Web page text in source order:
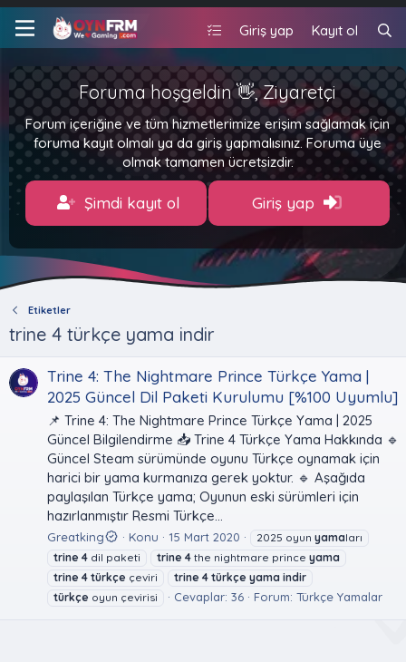
Giriş yap Kayıt ol
Foruma hoşgeldin 👋, Ziyaretçi
Forum içeriğine ve tüm hizmetlerimize erişim sağlamak için
foruma kayıt olmalı ya da giriş yapmalısınız. Foruma üye
olmak tamamen ücretsizdir.
Şimdi kayıt ol Giriş yap
Etiketler
trine 4 türkçe yama indir
Trine 4: The Nightmare Prince Türkçe Yama |
2025 Güncel Dil Paketi Kurulumu [%100 Uyumlu]
📌 Trine 4: The Nightmare Prince Türkçe Yama | 2025
Güncel Bilgilendirme 📥 Trine 4 Türkçe Yama Hakkında 🔹
Güncel Steam sürümünde oyunu Türkçe oynamak için
harici bir yama kurmanıza gerek yoktur. 🔹 Aşağıda
paylaşılan Türkçe yama; Oyunun eski sürümleri için
hazırlanmıştır Resmi Türkçe...
Greatking Konu 15 Mart 2020 2025 oyunyamaları
trine 4 dil paketi trine 4 the nightmare prince yama
trine 4 türkçe çeviri trine 4 türkçe yama indir
türkçe oyun çevirisi Cevaplar: 36 Forum: Türkçe Yamalar